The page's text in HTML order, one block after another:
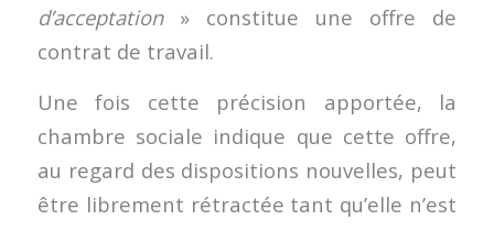
d’acceptation» constitue une offre de
contrat de travail.
Une fois cette précision apportée, la
chambre sociale indique que cette offre,
au regard des dispositions nouvelles, peut
être librement rétractée tant qu’elle n’est